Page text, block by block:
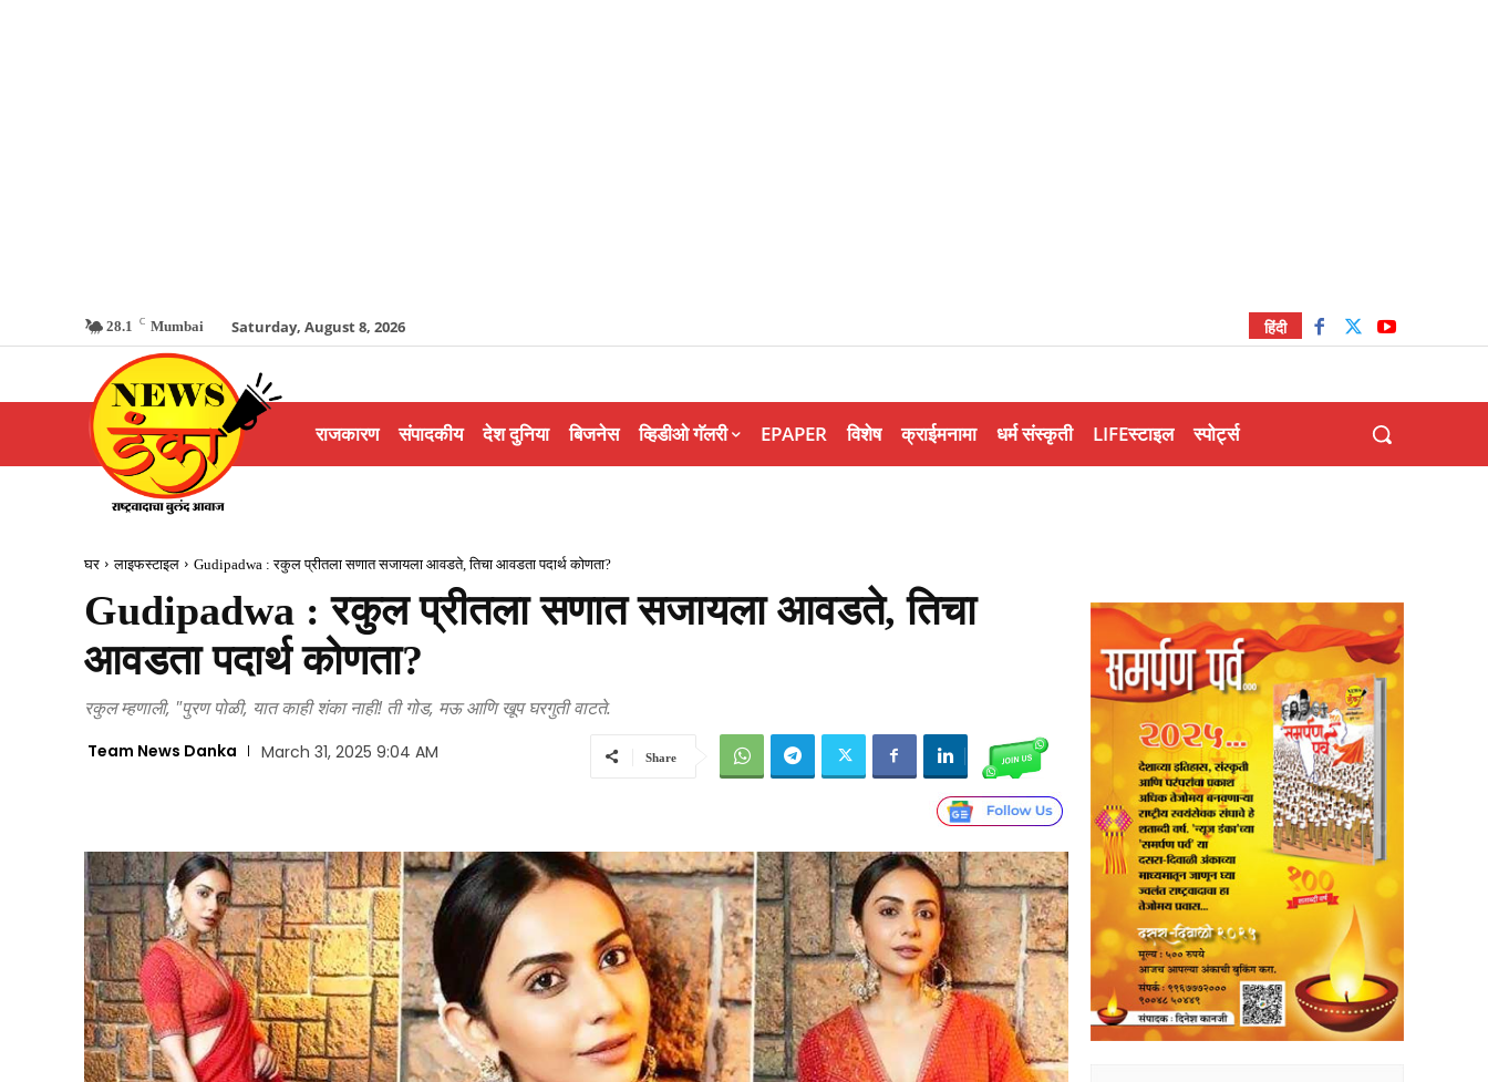
28.1 C Mumbai Saturday, August 8, 2026 हिंदी
राजकारण संपादकीय देश दुनिया बिजनेस व्हिडीओ गॅलरी EPAPER विशेष क्राईमनामा धर्म संस्कृती LIFEस्टाइल स्पोर्ट्स
घर लाइफस्टाइल Gudipadwa : रकुल प्रीतला सणात सजायला आवडते, तिचा आवडता पदार्थ कोणता?
Gudipadwa : रकुल प्रीतला सणात सजायला आवडते, तिचा
आवडता पदार्थ कोणता?
रकुल म्हणाली, "पुरण पोळी, यात काही शंका नाही! ती गोड, मऊ आणि खूप घरगुती वाटते.
Team News Danka March 31, 2025 9:04 AM Share